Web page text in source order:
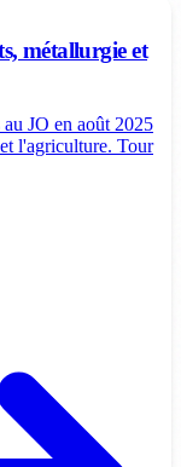
métallurgie et
JO en août 2025
l'agriculture. Tour